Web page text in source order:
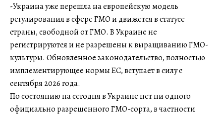
-Украина уже перешла на европейскую модель
регулирования в сфере ГМО и движется в статусе
страны, свободной от ГМО. В Украине не
регистрируются и не разрешены к выращиванию ГМО-
культуры. Обновленное законодательство, полностью
имплементирующее нормы ЕС, вступает в силу с
сентября 2026 года.
По состоянию на сегодня в Украине нет ни одного
официально разрешенного ГМО-сорта, в частности